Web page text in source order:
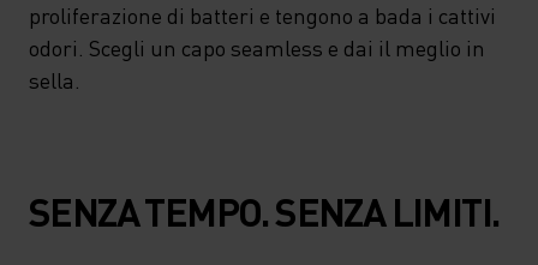
proliferazione di batteri e tengono a bada i cattivi
odori. Scegli un capo seamless e dai il meglio in
sella.
SENZA TEMPO. SENZA LIMITI.